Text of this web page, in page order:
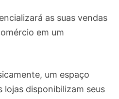
as suas vendas
em um
um espaço
lojas disponibilizam seus